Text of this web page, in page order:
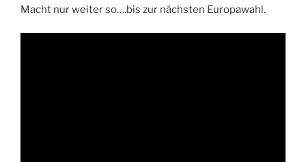
Macht nur weiter so….bis zur nächsten Europawahl.